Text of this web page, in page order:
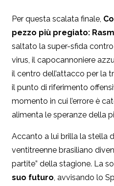
Per questa scalata finale,
pezzo più pregiato:
saltato la super-sfida
virus, il capocannoniere
il centro dell’attacco per la
il punto di riferimento
momento in cui l’errore è
alimenta le speranze della
Accanto a lui brilla la stella
ventitreenne brasiliano
partite” della stagione. La
suo futuro, avvisando lo